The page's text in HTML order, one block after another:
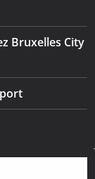
Bruxelles City